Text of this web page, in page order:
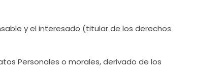
y el interesado (titular de los derechos
Personales o morales, derivado de los